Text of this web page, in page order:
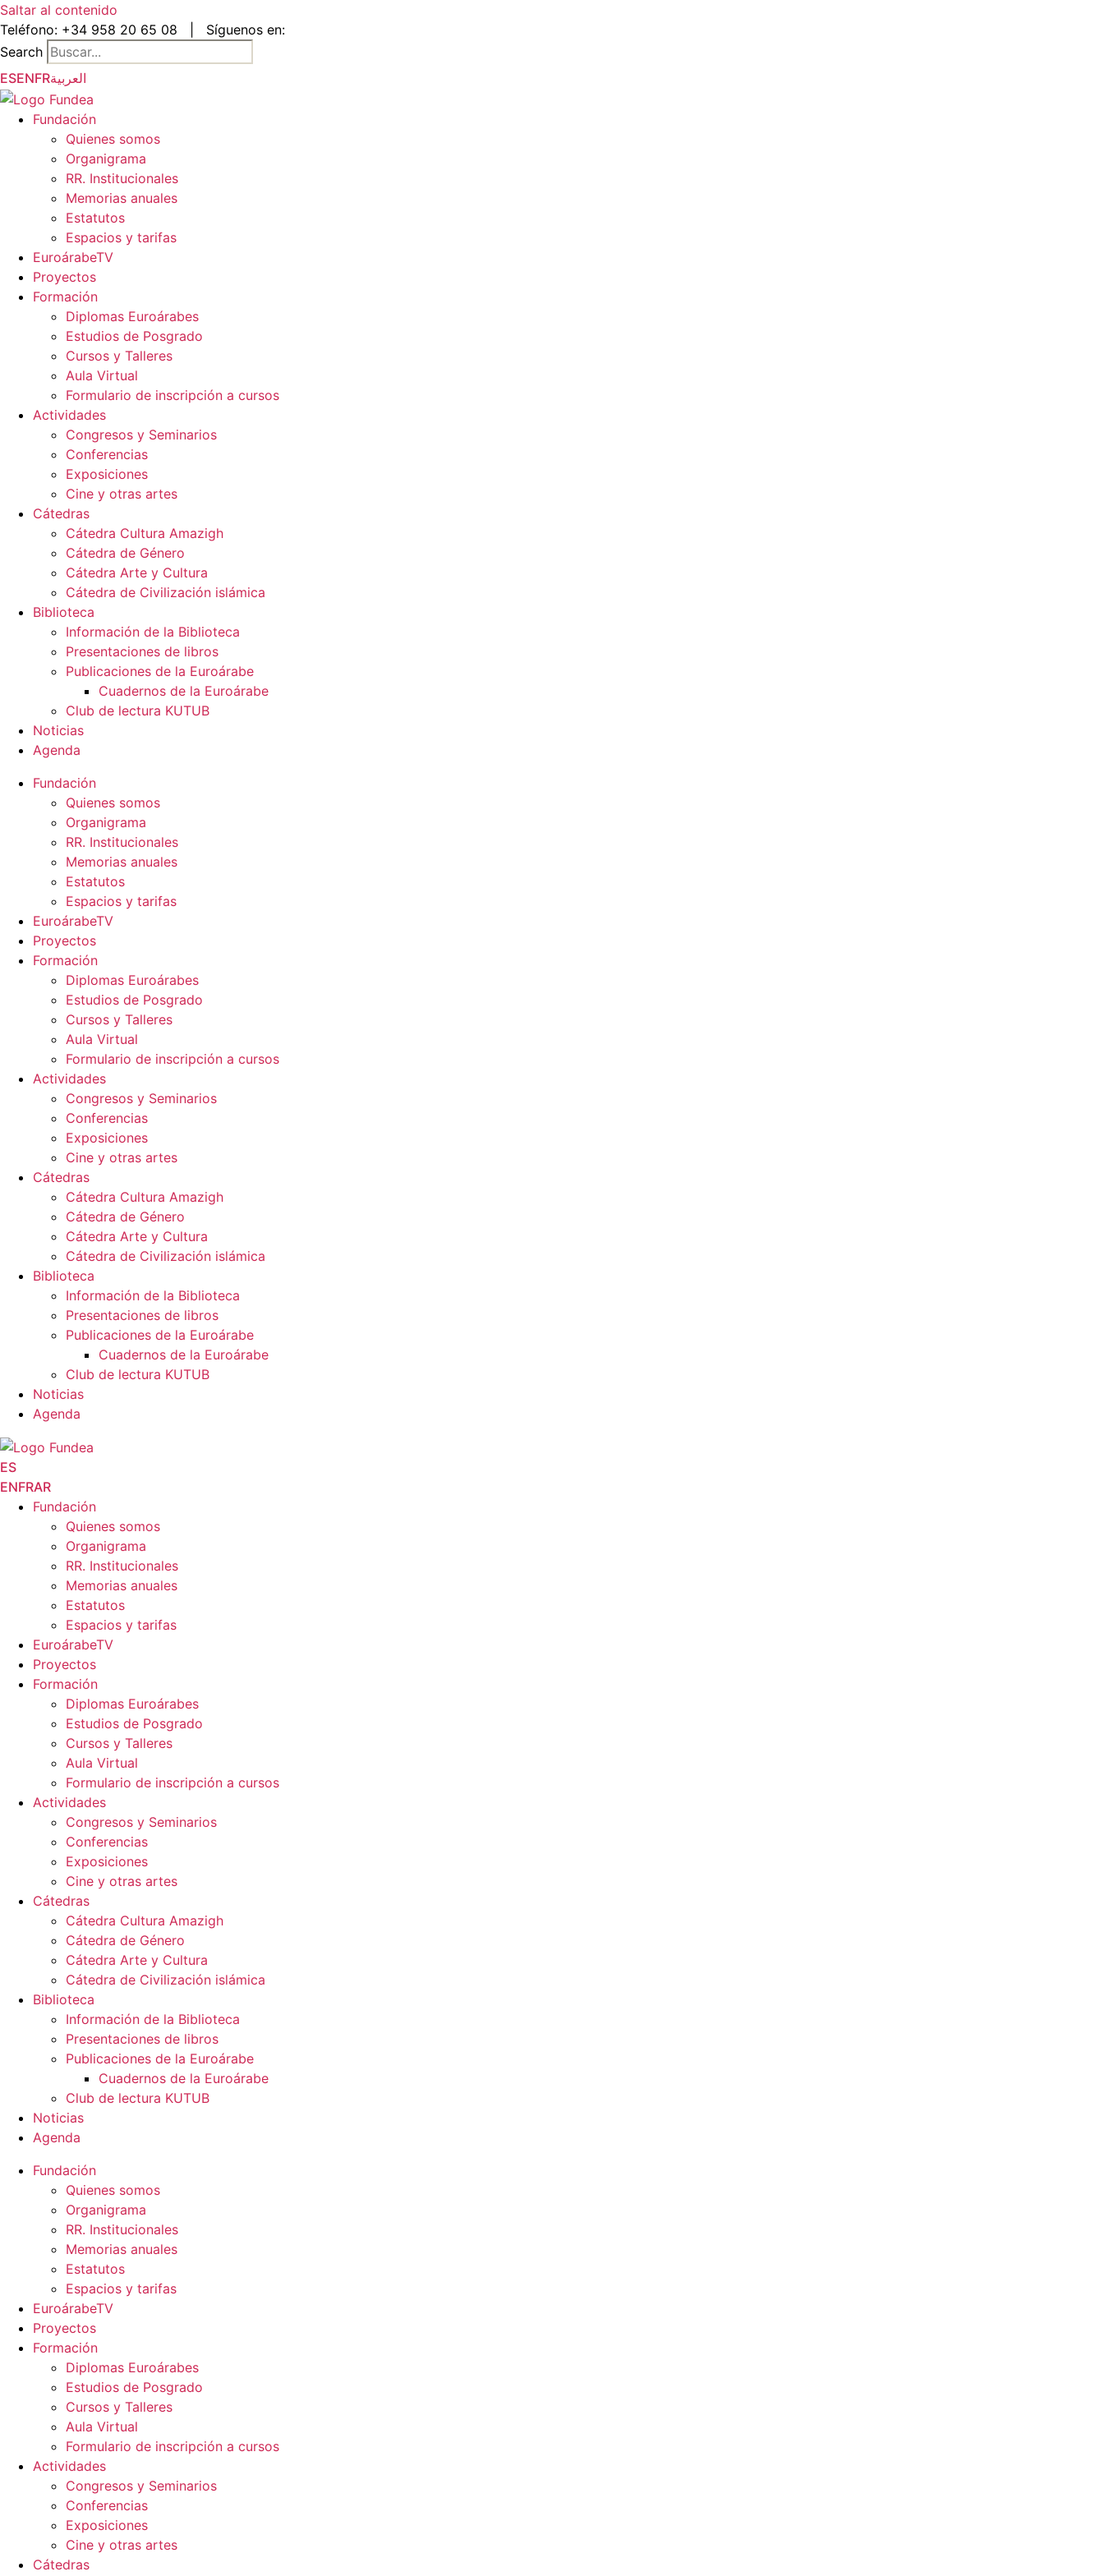
Saltar al contenido
Teléfono: +34 958 20 65 08
Síguenos en:
Search
ESENFRالعربية
Fundación
Quienes somos
Organigrama
RR. Institucionales
Memorias anuales
Estatutos
Espacios y tarifas
EuroárabeTV
Proyectos
Formación
Diplomas Euroárabes
Estudios de Posgrado
Cursos y Talleres
Aula Virtual
Formulario de inscripción a cursos
Actividades
Congresos y Seminarios
Conferencias
Exposiciones
Cine y otras artes
Cátedras
Cátedra Cultura Amazigh
Cátedra de Género
Cátedra Arte y Cultura
Cátedra de Civilización islámica
Biblioteca
Información de la Biblioteca
Presentaciones de libros
Publicaciones de la Euroárabe
Cuadernos de la Euroárabe
Club de lectura KUTUB
Noticias
Agenda
Fundación
Quienes somos
Organigrama
RR. Institucionales
Memorias anuales
Estatutos
Espacios y tarifas
EuroárabeTV
Proyectos
Formación
Diplomas Euroárabes
Estudios de Posgrado
Cursos y Talleres
Aula Virtual
Formulario de inscripción a cursos
Actividades
Congresos y Seminarios
Conferencias
Exposiciones
Cine y otras artes
Cátedras
Cátedra Cultura Amazigh
Cátedra de Género
Cátedra Arte y Cultura
Cátedra de Civilización islámica
Biblioteca
Información de la Biblioteca
Presentaciones de libros
Publicaciones de la Euroárabe
Cuadernos de la Euroárabe
Club de lectura KUTUB
Noticias
Agenda
ES
ENFRAR
Fundación
Quienes somos
Organigrama
RR. Institucionales
Memorias anuales
Estatutos
Espacios y tarifas
EuroárabeTV
Proyectos
Formación
Diplomas Euroárabes
Estudios de Posgrado
Cursos y Talleres
Aula Virtual
Formulario de inscripción a cursos
Actividades
Congresos y Seminarios
Conferencias
Exposiciones
Cine y otras artes
Cátedras
Cátedra Cultura Amazigh
Cátedra de Género
Cátedra Arte y Cultura
Cátedra de Civilización islámica
Biblioteca
Información de la Biblioteca
Presentaciones de libros
Publicaciones de la Euroárabe
Cuadernos de la Euroárabe
Club de lectura KUTUB
Noticias
Agenda
Fundación
Quienes somos
Organigrama
RR. Institucionales
Memorias anuales
Estatutos
Espacios y tarifas
EuroárabeTV
Proyectos
Formación
Diplomas Euroárabes
Estudios de Posgrado
Cursos y Talleres
Aula Virtual
Formulario de inscripción a cursos
Actividades
Congresos y Seminarios
Conferencias
Exposiciones
Cine y otras artes
Cátedras